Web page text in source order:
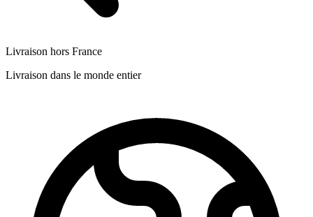
Livraison hors France
Livraison dans le monde entier